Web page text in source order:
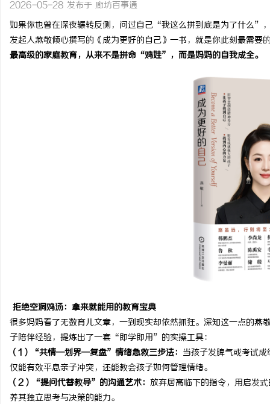
2026-05-28 发布于 廊坊百事通
如果你也曾在深夜辗转反侧，问过自己 “我这么拼到底是为了什么”
发起人燕敬倾心撰写的《成为更好的自己》一书，就是你此刻最需要
最高级的家庭教育，从来不是拼命 “鸡娃”，而是妈妈的自我成全。
拒绝空洞鸡汤：拿来就能用的教育宝典
很多妈妈看了无数育儿文章，一到现实却依然抓狂。深知这一点的
子陪伴经验，提炼出了一套 “即学即用”的实操工具：
（ 1 ） “共情—划界—复盘”情绪急救三步法： 当孩子发脾气或考试
仅能有效平息亲子冲突，还能教会孩子如何管理情绪。
（ 2 ） “提问代替教导”的沟通艺术： 放弃居高临下的指令，用启发
养其独立思考与决策的能力。
店最怕“搜不到”为什么隔壁店铺没花钱，
天天给他免费派单？
揭秘！专业充电桩项目
哪些行业秘诀？